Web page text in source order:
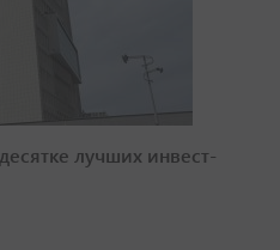
лучших инвест-